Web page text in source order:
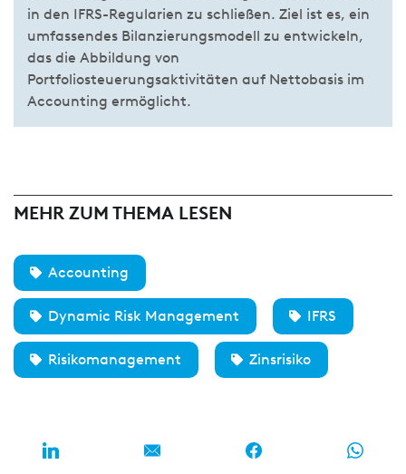
in den IFRS-Regularien zu schließen. Ziel ist es, ein
umfassendes Bilanzierungsmodell zu entwickeln,
das die Abbildung von
Portfoliosteuerungsaktivitäten auf Nettobasis im
Accounting ermöglicht.
MEHR ZUM THEMA LESEN
Accounting
Dynamic Risk Management IFRS
Risikomanagement Zinsrisiko
MEIST GELESEN